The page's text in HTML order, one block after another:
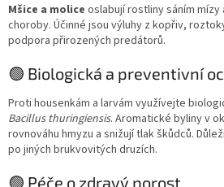
Mšice a molice oslabují rostliny sáním
choroby. Účinné jsou výluhy z kopřiv,
podpora přirozených predátorů.
🟢 Biologická a preventivní
Proti housenkám a larvám využívejte
Bacillus thuringiensis. Aromatické byliny v
rovnováhu hmyzu a snižují tlak škůdců.
po jiných brukvovitých druzích.
🟢 Péče o zdravý porost